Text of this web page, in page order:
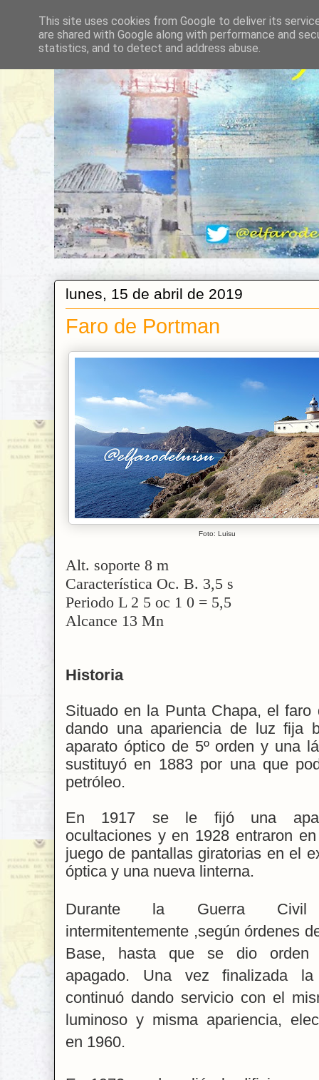
lunes, 15 de abril de 2019
Faro de Portman
Foto: Luisu
Alt. soporte 8 m
Característica Oc. B. 3,5 s
Periodo L 2 5 oc 1 0 = 5,5
Alcance 13 Mn
Historia
Situado en la Punta Chapa, el
dando una apariencia de luz fija
aparato óptico de 5º orden y una
sustituyó en 1883 por una que
petróleo.
En 1917 se le fijó una
ocultaciones y en 1928 entraron
juego de pantallas giratorias en el
óptica y una nueva linterna.
Durante la Guerra Civil
intermitentemente ,según órdenes
Base, hasta que se dio orden
apagado. Una vez finalizada la
continuó dando servicio con el
luminoso y misma apariencia,
en 1960.
This site uses cookies from Google to deliver its
are shared with Google along with performance and
statistics, and to detect and address abuse.